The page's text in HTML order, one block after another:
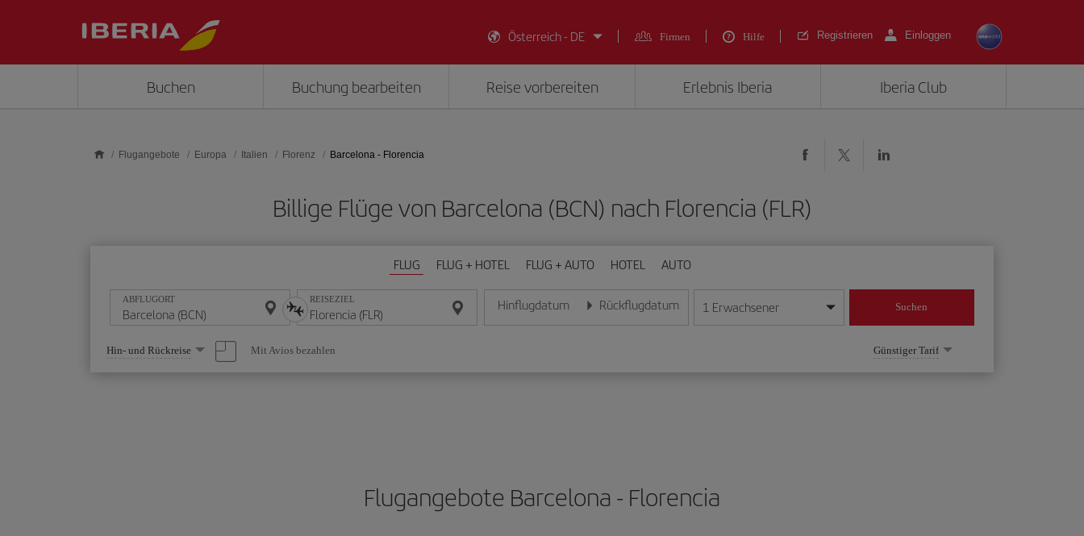
Österreich - DE
Firmen Hilfe Registrieren Einloggen
Buchen Buchung bearbeiten Reise vorbereiten Erlebnis Iberia Iberia Club
Flugangebote Europa Italien Florenz Barcelona - Florencia
Billige Flüge von Barcelona (BCN) nach Florencia (FLR)
FLUG FLUG + HOTEL FLUG + AUTO HOTEL AUTO
ABFLUGORT REISEZIEL Hinflugdatum
Geben Sie das Datum im Format Tag/Monat/Jahr ein
Rückflugdatum
Geben Sie das Datum im Format Tag/Monat/Jahr ein
1 Erwachsener Suchen
Wählen
Sie
eine
Hin- und Rückreise Mit Avios bezahlen Günstiger Tarif
Flugangebote Barcelona - Florencia